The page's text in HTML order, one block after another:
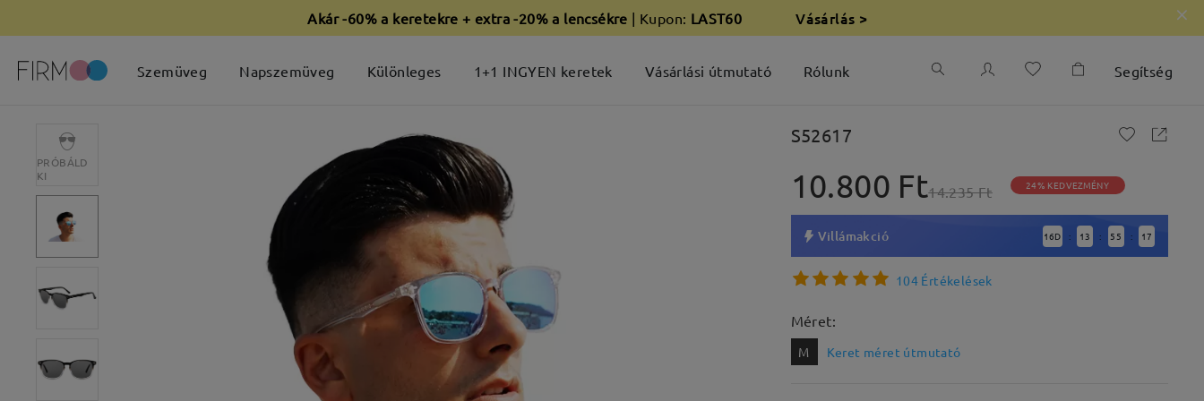
Akár -60% a keretekre + extra -20% a lencsékre | Kupon: LAST60 Vásárlás >
Szemüveg Napszemüveg Különleges 1+1 INGYEN keretek Vásárlási útmutató Rólunk Segítség
PRÓBÁLD
KI
S52617
10.800 Ft14.235 Ft 24% KEDVEZMÉNY
Villámakció 16D : 13 : 55 : 16
104 Értékelések
Méret:
M Keret méret útmutató